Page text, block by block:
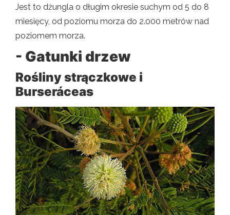
Jest to dżungla o długim okresie suchym od 5 do 8
miesięcy, od poziomu morza do 2.000 metrów nad
poziomem morza.
- Gatunki drzew
Rośliny strączkowe i
Burseráceas